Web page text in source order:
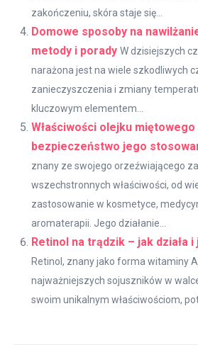
zakończeniu, skóra staje się...
Domowe sposoby na
metody i porady W dzisiejszych
narażona jest na wiele szkodliwych
zanieczyszczenia i zmiany
kluczowym elementem...
Właściwości olejku
bezpieczeństwo jego
znany ze swojego orzeźwiającego
wszechstronnych właściwości, od
zastosowanie w kosmetyce,
aromaterapii. Jego działanie...
Retinol na trądzik – jak działa
Retinol, znany jako forma witaminy
najważniejszych sojuszników w
swoim unikalnym właściwościom,